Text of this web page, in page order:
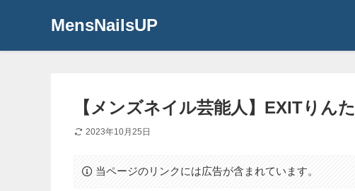
MensNailsUP
【メンズネイル芸能人】EXITりん
2023年10月25日
当ページのリンクには広告が含まれています。